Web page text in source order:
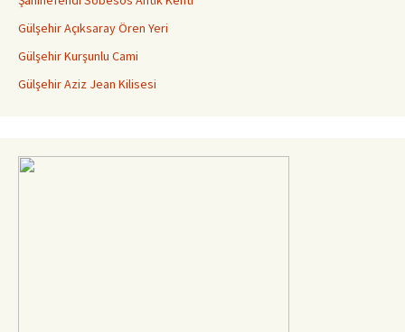
Gülşehir Açıksaray Ören Yeri
Gülşehir Kurşunlu Cami
Gülşehir Aziz Jean Kilisesi